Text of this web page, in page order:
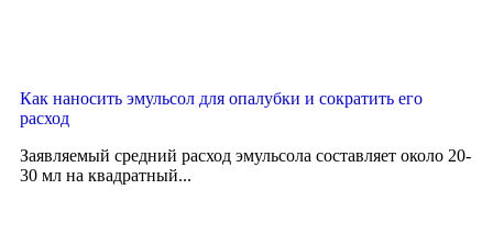
Как наносить эмульсол для опалубки и сократить его
расход
Заявляемый средний расход эмульсола составляет около 20-
30 мл на квадратный...